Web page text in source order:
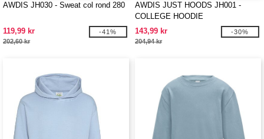
AWDIS JH030 - Sweat col rond 280
119,99 kr
202,60 kr
-41%
AWDIS JUST HOODS JH001 -
COLLEGE HOODIE
143,99 kr
204,94 kr
-30%